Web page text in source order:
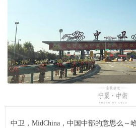
中卫，MidChina，中国中部的意思么～